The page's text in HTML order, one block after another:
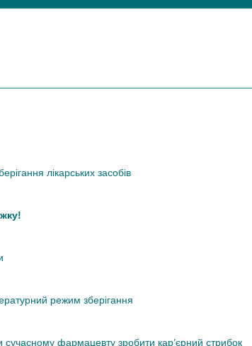
лікарських засобів
режим зберігання
фармацевту зробити кар’єрний стрибок